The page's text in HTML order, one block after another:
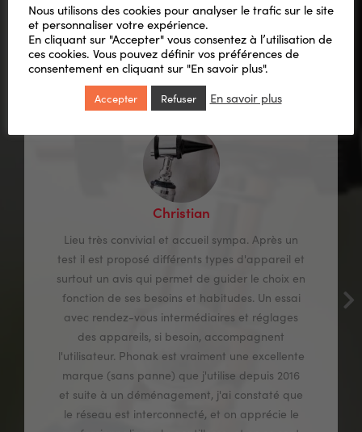
nous !
Christian
Lieu très convivial et accueil sympa. Après un
test il est proposé différents types d'appareil et
surtout un avis qui permet de guider le choix en
fonction de ses besoins et habitudes. Un essai
avec rendez-vous intermédiaires et réglages
des appareils, si besoin, accompagnent
l'utilisateur. Phonak est vraiment une excellente
marque (sans panne) que j'utilise depuis 2016
et suite à un déménagement, j'ai constaté que
le réseau est interconnecté, et on apprécie le
Nous utilisons des cookies pour analyser le trafic sur le site
et personnaliser votre expérience.
En cliquant sur "Accepter" vous consentez à l’utilisation de
ces cookies. Vous pouvez définir vos préférences de
consentement en cliquant sur "En savoir plus".
Accepter Refuser En savoir plus